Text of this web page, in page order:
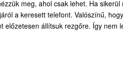
meg, ahol csak lehet. Ha
a keresett telefont. Valószínű,
előzetesen állítsuk rezgőre. Így